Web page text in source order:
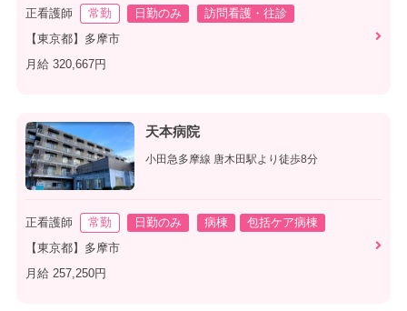
正看護師 常勤 日勤のみ
訪問看護・往診
【東京都】多摩市
月給 320,667円
天本病院
小田急多摩線 唐木田駅より徒歩8分
正看護師 常勤 日勤のみ 病棟
包括ケア病棟
【東京都】多摩市
月給 257,250円